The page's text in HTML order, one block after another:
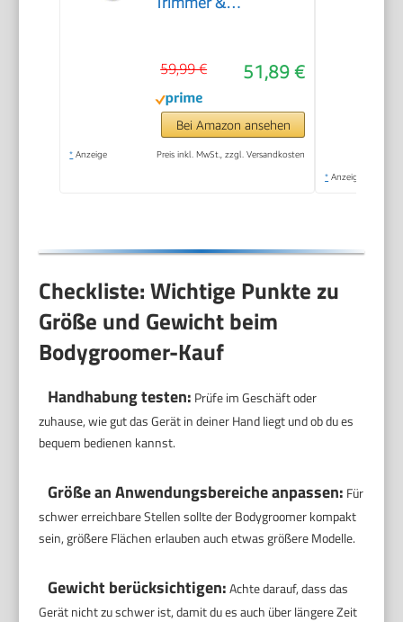
Trimmaufsätze
(1/3/5 mm), 2x
Körperaufsätze, Nass-
& Trockenrasur für
51,89 €
59,99 €
Bei Amazon ansehen
* Anzeige Preis inkl. MwSt., zzgl. Versandkosten
* Anzeige
Checkliste: Wichtige Punkte zu
Größe und Gewicht beim
Bodygroomer-Kauf
Handhabung testen: Prüfe im Geschäft oder
zuhause, wie gut das Gerät in deiner Hand liegt und ob du es
bequem bedienen kannst.
Größe an Anwendungsbereiche anpassen: Für
schwer erreichbare Stellen sollte der Bodygroomer kompakt
sein, größere Flächen erlauben auch etwas größere Modelle.
Gewicht berücksichtigen:Achte darauf, dass das
Gerät nicht zu schwer ist, damit du es auch über längere Zeit